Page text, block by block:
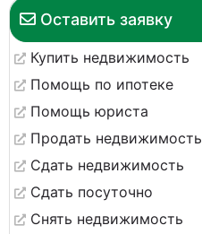
Оставить заявку
Купить недвижимость
Помощь по ипотеке
Помощь юриста
Продать недвижимость
Сдать недвижимость
Сдать посуточно
Снять недвижимость